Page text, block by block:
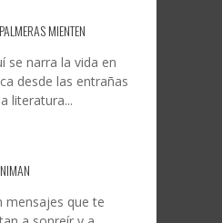
MIENTEN
se narra la vida en
desde las entrañas
literatura...
mensajes que te